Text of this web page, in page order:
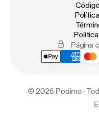
Página
© 2026 Podimo ·